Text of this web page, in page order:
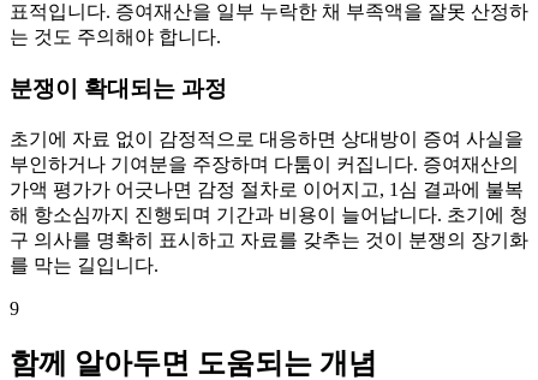
표적입니다. 증여재산을 일부 누락한 채 부족액을 잘못 산정하
는 것도 주의해야 합니다.
분쟁이 확대되는 과정
초기에 자료 없이 감정적으로 대응하면 상대방이 증여 사실을
부인하거나 기여분을 주장하며 다툼이 커집니다. 증여재산의
가액 평가가 어긋나면 감정 절차로 이어지고, 1심 결과에 불복
해 항소심까지 진행되며 기간과 비용이 늘어납니다. 초기에 청
구 의사를 명확히 표시하고 자료를 갖추는 것이 분쟁의 장기화
를 막는 길입니다.
9
함께 알아두면 도움되는 개념